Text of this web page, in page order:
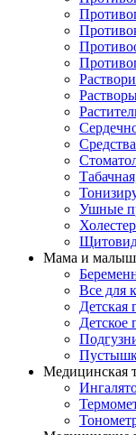
Ушные
Мама и малыш
Все для
Детская
Детское
Медицинская